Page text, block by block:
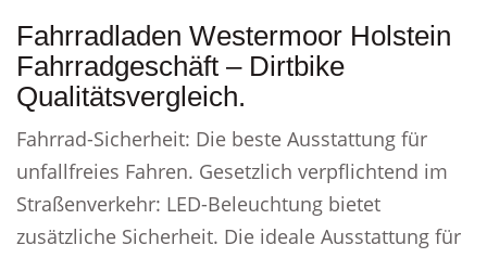
Fahrradladen Westermoor Holstein
Fahrradgeschäft – Dirtbike
Qualitätsvergleich.
Fahrrad-Sicherheit: Die beste Ausstattung für
unfallfreies Fahren. Gesetzlich verpflichtend im
Straßenverkehr: LED-Beleuchtung bietet
zusätzliche Sicherheit. Die ideale Ausstattung für